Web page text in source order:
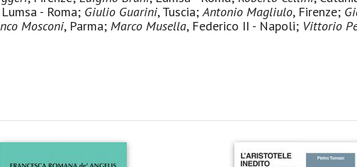
Lumsa - Roma; Giulio Guarini, Tuscia;Antonio Magliulo, Firenze;
Mosconi, Parma; Marco Musella, Federico II - Napoli; Vittorio